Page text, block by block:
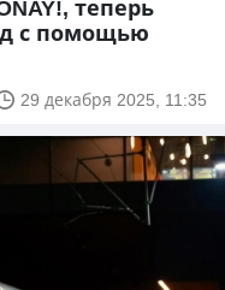
теперь
с помощью
29 декабря 2025, 11:35